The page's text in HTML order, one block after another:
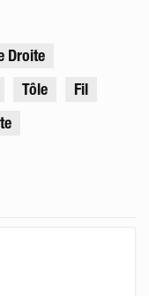
Droite
Tôle
Fil